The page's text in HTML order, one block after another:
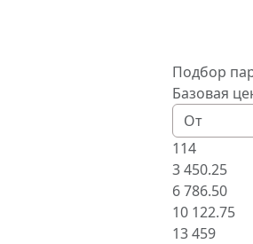
Подбор
Базовая
114
3 450.25
6 786.50
10 122.75
13 459